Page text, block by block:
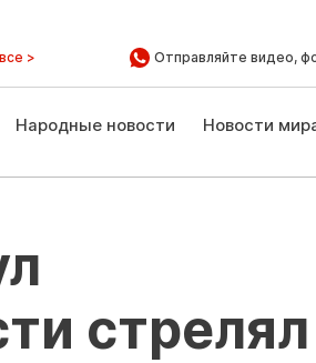
> Отправляйте видео,
Народные новости Новости
стрелял